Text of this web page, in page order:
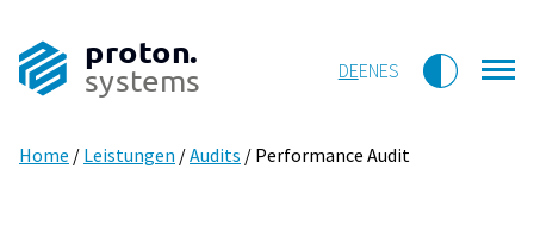
proton.
systems DEENES
Home / Leistungen /Audits / Performance Audit